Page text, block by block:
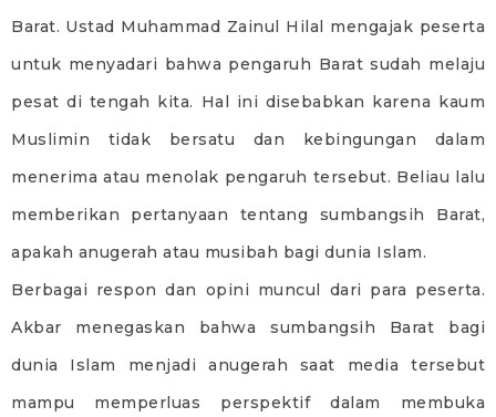
Barat. Ustad Muhammad Zainul Hilal mengajak peserta
untuk menyadari bahwa pengaruh Barat sudah melaju
pesat di tengah kita. Hal ini disebabkan karena kaum
Muslimin tidak bersatu dan kebingungan dalam
menerima atau menolak pengaruh tersebut. Beliau lalu
memberikan pertanyaan tentang sumbangsih Barat,
apakah anugerah atau musibah bagi dunia Islam.
Berbagai respon dan opini muncul dari para peserta.
Akbar menegaskan bahwa sumbangsih Barat bagi
dunia Islam menjadi anugerah saat media tersebut
mampu memperluas perspektif dalam membuka